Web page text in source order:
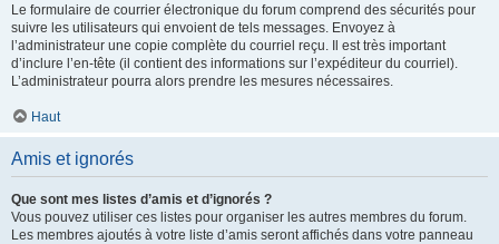
Le formulaire de courrier électronique du forum comprend des sécurités pour
suivre les utilisateurs qui envoient de tels messages. Envoyez à
l’administrateur une copie complète du courriel reçu. Il est très important
d’inclure l’en-tête (il contient des informations sur l’expéditeur du courriel).
L’administrateur pourra alors prendre les mesures nécessaires.
Haut
Amis et ignorés
Que sont mes listes d’amis et d’ignorés ?
Vous pouvez utiliser ces listes pour organiser les autres membres du forum.
Les membres ajoutés à votre liste d’amis seront affichés dans votre panneau